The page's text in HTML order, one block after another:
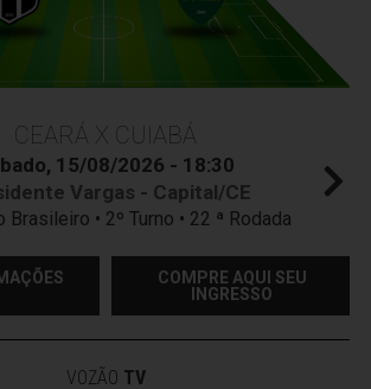
CEARÁ X CUIABÁ
15/08/2026 - 18:30
Vargas - Capital/CE
Brasileiro • 2º Turno • 22 ª Rodada
COMPRE AQUI SEU
INGRESSO
VOZÃO TV